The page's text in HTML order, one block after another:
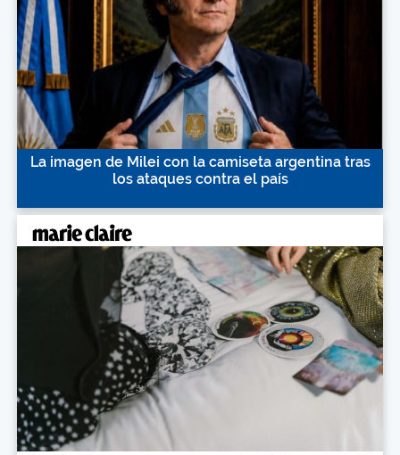
La imagen de Milei con la camiseta argentina tras
los ataques contra el país